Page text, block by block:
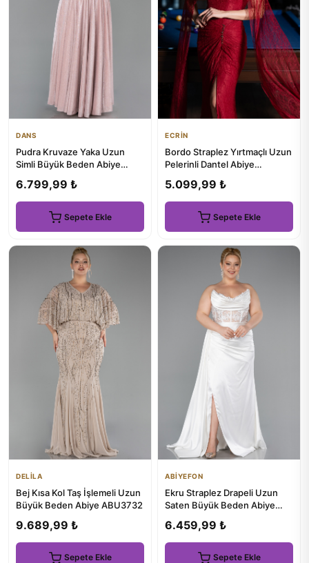
DANS
Pudra Kruvaze Yaka Uzun
Simli Büyük Beden Abiye
6.799,99 ₺
Sepete Ekle
ECRİN
Bordo Straplez Yırtmaçlı Uzun
Pelerinli Dantel Abiye
5.099,99 ₺
Sepete Ekle
DELİLA
Bej Kısa Kol Taş İşlemeli Uzun
Büyük Beden Abiye ABU3732
9.689,99 ₺
Sepete Ekle
ABİYEFON
Ekru Straplez Drapeli Uzun
Saten Büyük Beden Abiye
6.459,99 ₺
Sepete Ekle